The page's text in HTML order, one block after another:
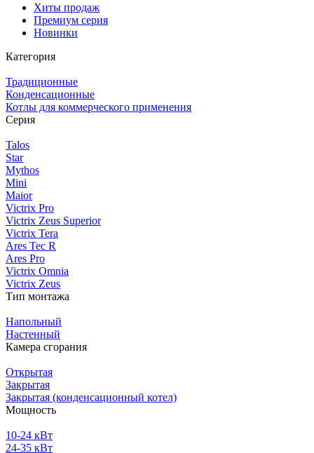
Хиты продаж
Премиум серия
Новинки
Категория
Традиционные
Конденсационные
Котлы для коммерческого применения
Серия
Talos
Star
Mythos
Mini
Maior
Victrix Pro
Victrix Zeus Superior
Victrix Tera
Ares Tec R
Ares Pro
Victrix Omnia
Victrix Zeus
Тип монтажа
Напольный
Настенный
Камера сгорания
Открытая
Закрытая
Закрытая (конденсационный котел)
Мощность
10-24 кВт
24-35 кВт